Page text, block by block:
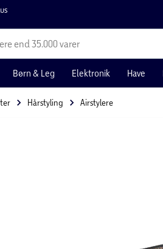
end 35.000 varer
Børn & Leg Elektronik Have
Hårstyling Airstylere